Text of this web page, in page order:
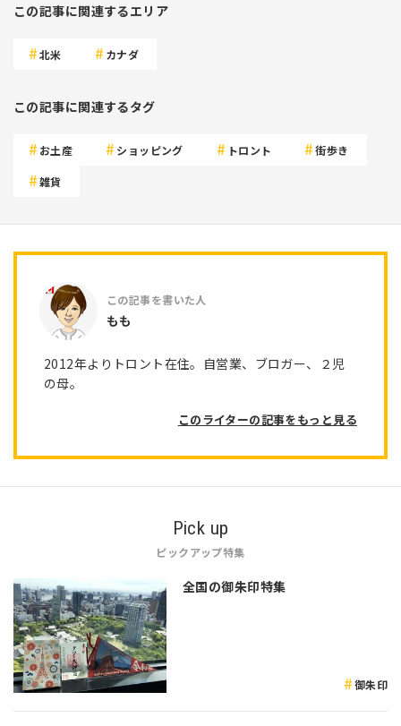
この記事に関連するエリア
北米 カナダ
この記事に関連するタグ
お土産 ショッピング トロント 街歩き
雑貨
もも
2012年よりトロント在住。自営業、ブロガー、２児
の母。
このライターの記事をもっと見る
Pick up
ピックアップ特集
全国の御朱印特集
御朱印